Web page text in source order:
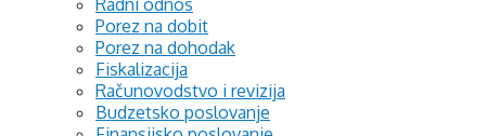
Radni odnos
Porez na dobit
Porez na dohodak
Fiskalizacija
Računovodstvo i revizija
Budzetsko poslovanje